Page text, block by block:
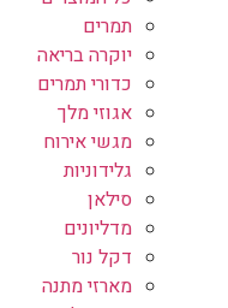
תמרים
יוקרה בריאה
כדורי תמרים
אגוזי מלך
מגשי אירוח
גלידוניות
סילאן
מדליונים
דקל נור
מארזי מתנה